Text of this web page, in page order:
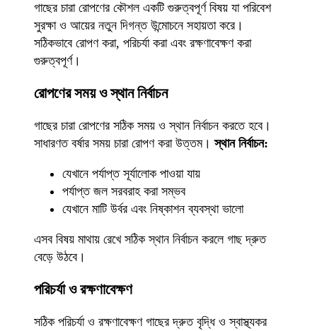
গাছের চারা রোপণের কৌশল একটি গুরুত্বপূর্ণ বিষয় যা পরিবেশ
সুরক্ষা ও আয়ের নতুন দিগন্ত উন্মোচনে সহায়তা করে।
সঠিকভাবে রোপণ করা, পরিচর্যা করা এবং রক্ষণাবেক্ষণ করা
গুরুত্বপূর্ণ।
রোপণের সময় ও স্থান নির্বাচন
গাছের চারা রোপণের সঠিক সময় ও স্থান নির্বাচন করতে হবে।
সাধারণত বর্ষার সময় চারা রোপণ করা উত্তম।স্থান নির্বাচন:
যেখানে পর্যাপ্ত সূর্যালোক পাওয়া যায়
পর্যাপ্ত জল সরবরাহ করা সম্ভব
যেখানে মাটি উর্বর এবং নিষ্কাশন ব্যবস্থা ভালো
এসব বিষয় মাথায় রেখে সঠিক স্থান নির্বাচন করলে গাছ দ্রুত
বেড়ে উঠবে।
পরিচর্যা ও রক্ষণাবেক্ষণ
সঠিক পরিচর্যা ও রক্ষণাবেক্ষণ গাছের দ্রুত বৃদ্ধি ও স্বাস্থ্যকর